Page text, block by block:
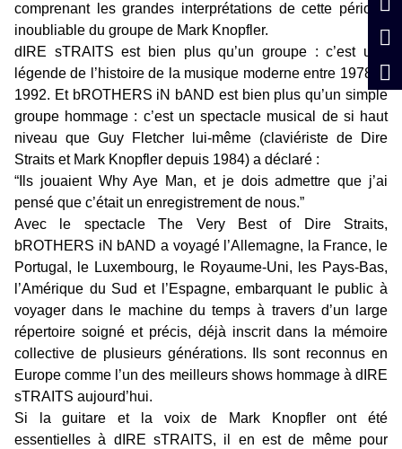
comprenant les grandes interprétations de cette période
inoubliable du groupe de Mark Knopfler.
dIRE sTRAITS est bien plus qu’un groupe : c’est une
légende de l’histoire de la musique moderne entre 1978 et
1992. Et bROTHERS iN bAND est bien plus qu’un simple
groupe hommage : c’est un spectacle musical de si haut
niveau que Guy Fletcher lui-même (claviériste de Dire
Straits et Mark Knopfler depuis 1984) a déclaré :
“Ils jouaient Why Aye Man, et je dois admettre que j’ai
pensé que c’était un enregistrement de nous.”
Avec le spectacle The Very Best of Dire Straits,
bROTHERS iN bAND a voyagé l’Allemagne, la France, le
Portugal, le Luxembourg, le Royaume-Uni, les Pays-Bas,
l’Amérique du Sud et l’Espagne, embarquant le public à
voyager dans le machine du temps à travers d’un large
répertoire soigné et précis, déjà inscrit dans la mémoire
collective de plusieurs générations. Ils sont reconnus en
Europe comme l’un des meilleurs shows hommage à dIRE
sTRAITS aujourd’hui.
Si la guitare et la voix de Mark Knopfler ont été
essentielles à dIRE sTRAITS, il en est de même pour